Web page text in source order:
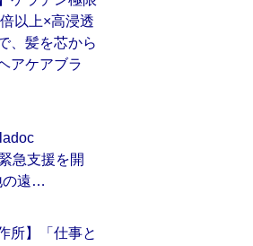
以上×高浸透
、髪を芯から
アケアブラ
急支援を開
の遠…
所】「仕事と